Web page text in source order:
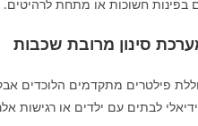
בפינות חשוכות או מתחת לרהיטים.
סינון מרובת שכבות
פילטרים מתקדמים הלוכדים
לבתים עם ילדים או רגישות